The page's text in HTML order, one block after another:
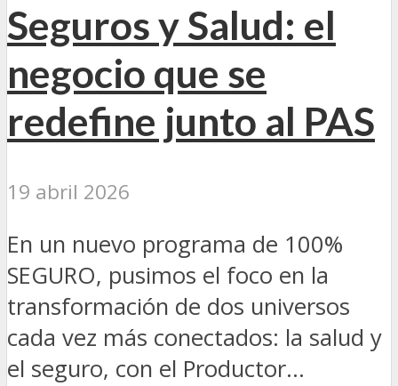
Seguros y Salud: el
negocio que se
redefine junto al PAS
19 abril 2026
En un nuevo programa de 100%
SEGURO, pusimos el foco en la
transformación de dos universos
cada vez más conectados: la salud y
el seguro, con el Productor...